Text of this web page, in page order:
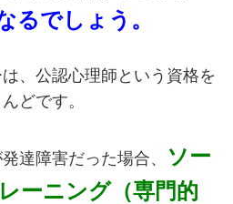
るでしょう。
、公認心理師という資格を
どです。
達障害だった場合、 ソー
ーニング（専門的